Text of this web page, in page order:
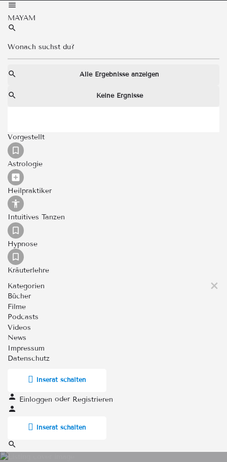
MAYAM
Alle Ergebnisse anzeigen
Keine Ergnisse
Vorgestellt
Astrologie
Heilpraktiker
Intuitives Tanzen
Hypnose
Kräuterlehre
Kategorien
Bücher
Filme
Podcasts
Videos
News
Impressum
Datenschutz
Inserat schalten
Einloggen oder Registrieren
Inserat schalten